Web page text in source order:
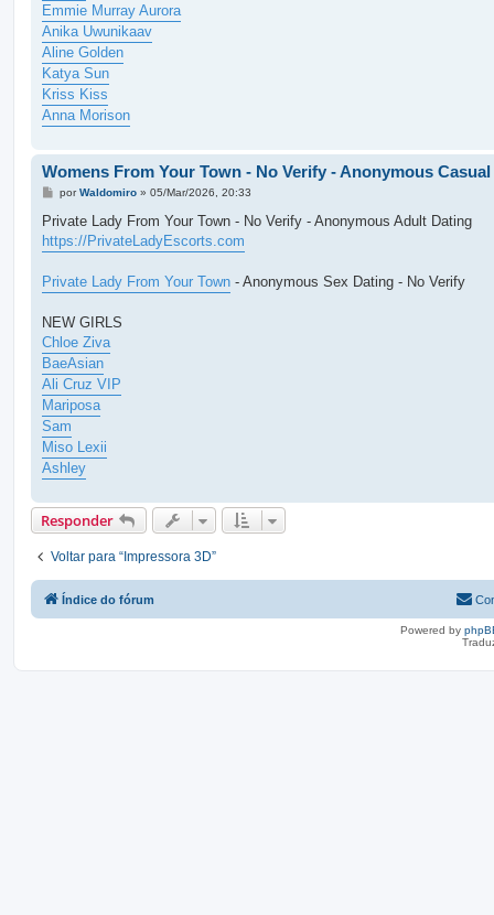
Emmie Murray Aurora
Anika Uwunikaav
Aline Golden
Katya Sun
Kriss Kiss
Anna Morison
Womens From Your Town - No Verify - Anonymous
M
n
a
m
porWaldomiro» 05/Mar/2026, 20:33
Private Lady From Your Town - No Verify - Anonymous Adult Dating
https://PrivateLadyEscorts.com
Private Lady From Your Town - Anonymous Sex Dating - No Verify
NEW GIRLS
Chloe Ziva
BaeAsian
Ali Cruz VIP
Mariposa
Sam
Miso Lexii
Ashley
Responder
Voltar para “Impressora 3D”
Índice do fórum
Powered by